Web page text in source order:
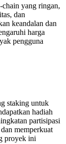
yang ringan,
dan
keandalan dan
harga
pengguna
staking untuk
hadiah
partisipasi
memperkuat
proyek ini